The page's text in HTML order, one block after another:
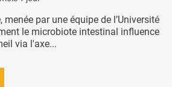
menée par une équipe de l’Université
le microbiote intestinal influence
via l'axe...